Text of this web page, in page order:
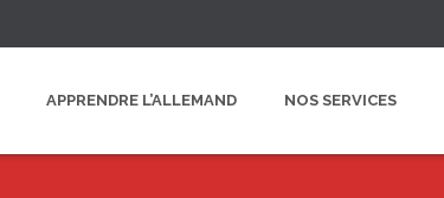
APPRENDRE L’ALLEMAND NOS SERVICES